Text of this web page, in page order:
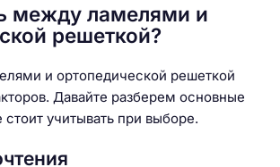
между ламелями и
решеткой?
и ортопедической решеткой
Давайте разберем основные
учитывать при выборе.